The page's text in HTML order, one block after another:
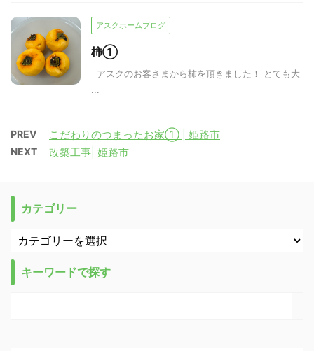
アスクホームブログ
柿①
アスクのお客さまから柿を頂きました！ とても大
...
PREV こだわりのつまったお家① | 姫路市
NEXT 改築工事| 姫路市
カテゴリー
キーワードで探す